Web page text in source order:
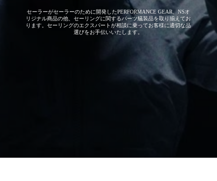
セーラーがセーラーのために開発したPERFORMANCE GEAR、NSオ
リジナル商品の他、セーリングに関するパーツ艤装品を取り揃えてお
ります。セーリングのエクスパートが相談に乗ってお客様に適切な品
選びをお手伝いいたします。